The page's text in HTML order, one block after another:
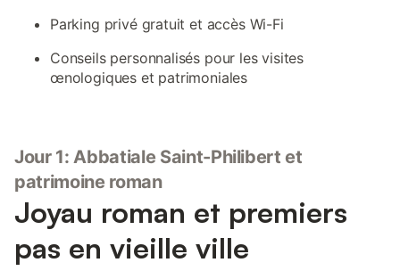
Parking privé gratuit et accès Wi-Fi
Conseils personnalisés pour les visites
œnologiques et patrimoniales
Jour 1: Abbatiale Saint-Philibert et
patrimoine roman
Joyau roman et premiers
pas en vieille ville